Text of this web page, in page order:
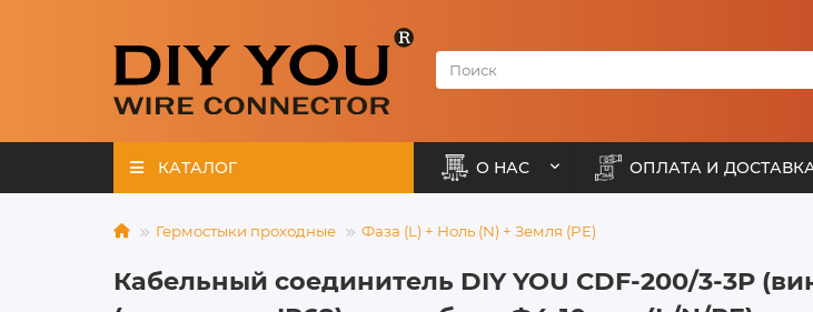
КАТАЛОГ О НАС ОПЛАТА И
Гермостыки проходные Фаза (L) + Ноль (N) + Земля (PE)
Кабельный соединитель DIY YOU CDF-200/3-3P